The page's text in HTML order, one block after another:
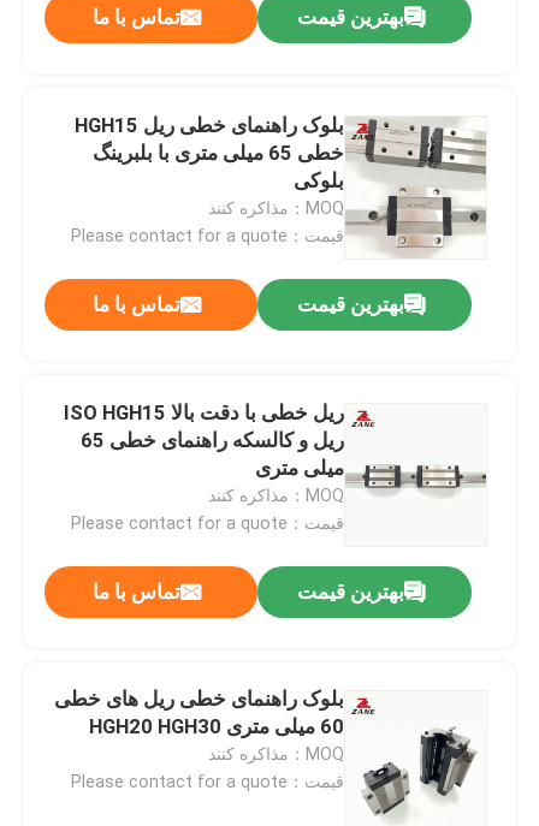
بهترین قیمت تماس با ما
بلوک راهنمای خطی ریل HGH15
خطی 65 میلی متری با بلبرینگ
بلوکی
MOQ：مذاکره کنند
قیمت：Please contact for a quote
بهترین قیمت تماس با ما
ریل خطی با دقت بالا ISO HGH15
ریل و کالسکه راهنمای خطی 65
میلی متری
MOQ：مذاکره کنند
قیمت：Please contact for a quote
بهترین قیمت تماس با ما
بلوک راهنمای خطی ریل های خطی
60 میلی متری HGH20 HGH30
MOQ：مذاکره کنند
قیمت：Please contact for a quote